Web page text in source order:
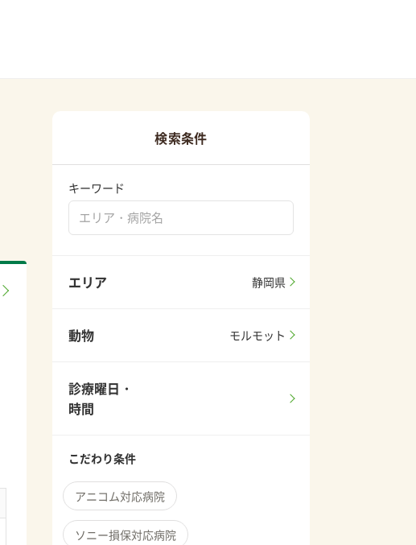
検索条件
キーワード
エリア 静岡県
動物 モルモット
診療曜日・
時間
こだわり条件
アニコム対応病院
ソニー損保対応病院